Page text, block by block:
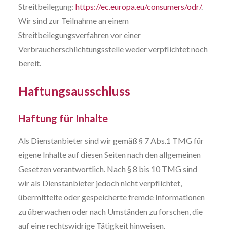
Streitbeilegung: https://ec.europa.eu/consumers/odr/.
Wir sind zur Teilnahme an einem
Streitbeilegungsverfahren vor einer
Verbraucherschlichtungsstelle weder verpflichtet noch
bereit.
Haftungsausschluss
Haftung für Inhalte
Als Dienstanbieter sind wir gemäß § 7 Abs.1 TMG für
eigene Inhalte auf diesen Seiten nach den allgemeinen
Gesetzen verantwortlich. Nach § 8 bis 10 TMG sind
wir als Dienstanbieter jedoch nicht verpflichtet,
übermittelte oder gespeicherte fremde Informationen
zu überwachen oder nach Umständen zu forschen, die
auf eine rechtswidrige Tätigkeit hinweisen.